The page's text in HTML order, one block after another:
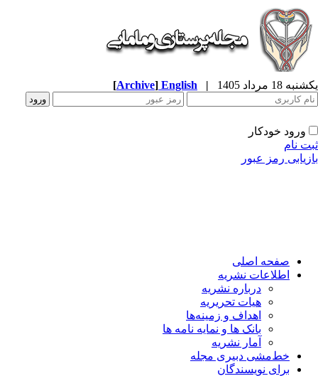
18 مرداد 1405 |
English
[Archive]
ورود خودکار
نام
رمز عبور
صفحه اصلی
اطلاعات نشریه
درباره نشریه
هیات تحریریه
اهداف و زمینه‌ها
بانک ها و نمایه نامه ها
آمار نشریه
خط‌مشی دبیری مجله
برای نویسندگان